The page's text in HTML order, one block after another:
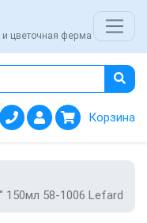
и цветочная ферма
Корзина
58-1006 Lefard